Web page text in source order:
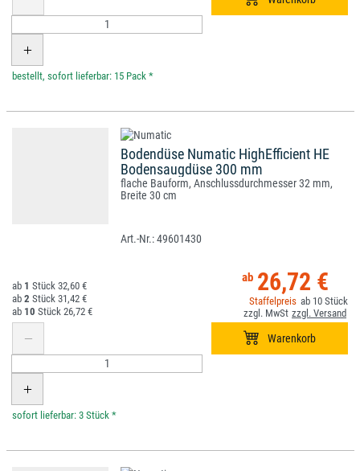
*
Bodendüse Numatic HighEfficient HE
Bodensaugdüse 300 mm
flache Bauform, Anschlussdurchmesser 32 mm,
Breite 30 cm
49601430
26,72 €
10
1
32,60 €
2
31,42 €
10
26,72 €
*